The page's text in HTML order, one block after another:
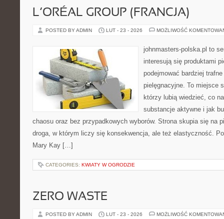
L’ORÉAL GROUP (FRANCJA)
POSTED BY ADMIN LUT - 23 - 2026 MOŻLIWOŚĆ
johnmasters-polska.pl to
interesują się produktami
podejmować bardziej
pielęgnacyjne. To miejsce
którzy lubią wiedzieć, co
substancje aktywne i jak
chaosu oraz bez przypadkowych wyborów. Strona skupia się na
droga, w którym liczy się konsekwencja, ale też elastyczność.
Mary Kay […]
CATEGORIES: KWIATY W OGRODZIE
ZERO WASTE
POSTED BY ADMIN LUT - 23 - 2026 MOŻLIWOŚĆ